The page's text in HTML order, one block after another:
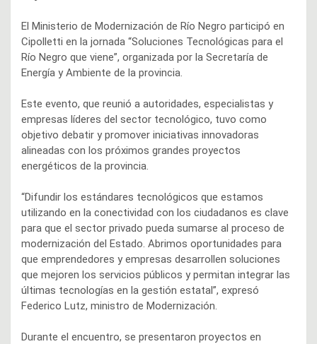
El Ministerio de Modernización de Río Negro participó en
Cipolletti en la jornada “Soluciones Tecnológicas para el
Río Negro que viene”, organizada por la Secretaría de
Energía y Ambiente de la provincia.
Este evento, que reunió a autoridades, especialistas y
empresas líderes del sector tecnológico, tuvo como
objetivo debatir y promover iniciativas innovadoras
alineadas con los próximos grandes proyectos
energéticos de la provincia.
“Difundir los estándares tecnológicos que estamos
utilizando en la conectividad con los ciudadanos es clave
para que el sector privado pueda sumarse al proceso de
modernización del Estado. Abrimos oportunidades para
que emprendedores y empresas desarrollen soluciones
que mejoren los servicios públicos y permitan integrar las
últimas tecnologías en la gestión estatal”, expresó
Federico Lutz, ministro de Modernización.
Durante el encuentro, se presentaron proyectos en